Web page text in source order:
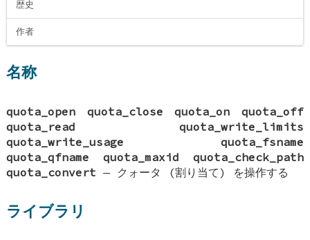
歴史
作者
名称
quota_open quota_close quota_on
quota_off
quota_read
quota_write_limits
quota_write_usage
quota_fsname
quota_qfname
quota_maxid
quota_check_path
quota_convert — クォータ (割り当て) を操作する
ライブラリ